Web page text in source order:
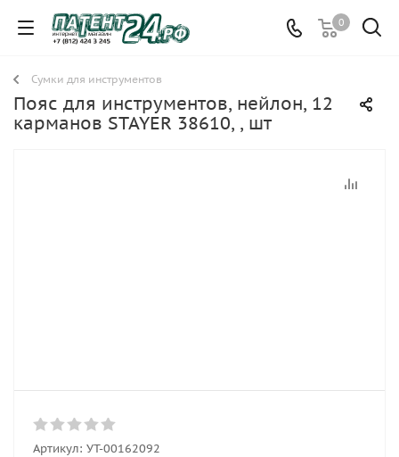
0
Сумки для инструментов
Пояс для инструментов, нейлон, 12
карманов STAYER 38610, , шт
Артикул: УТ-00162092